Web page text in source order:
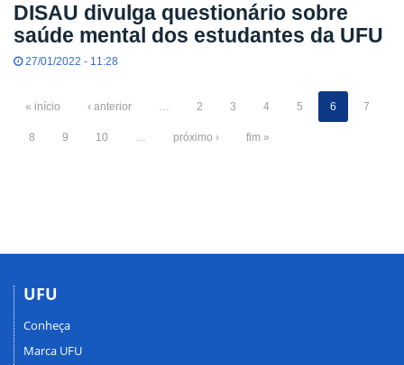
DISAU divulga questionário sobre
saúde mental dos estudantes da UFU
27/01/2022 - 11:28
« início ‹ anterior … 2 3 4 5 6 7
8 9 10 … próximo › fim »
UFU
Conheça
Marca UFU